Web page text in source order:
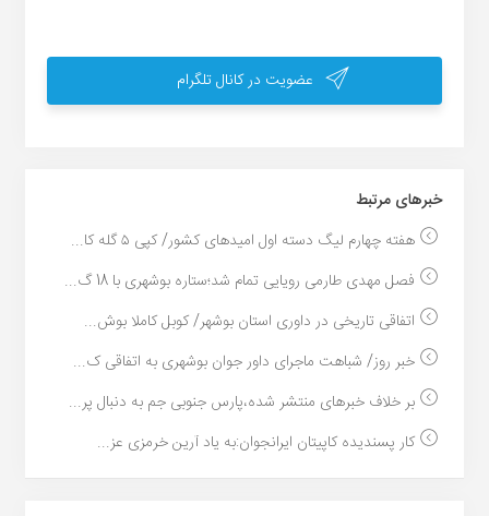
عضویت در کانال تلگرام
خبر‌های مرتبط
هفته چهارم لیگ دسته اول امیدهای کشور/ کپی ۵ گله کا...
فصل مهدی طارمی رویایی تمام شد؛ستاره بوشهری با 18 گ...
اتفاقی تاریخی در داوری استان بوشهر/ کوبل کاملا بوش...
خبر روز/ شباهت ماجرای داور جوان بوشهری به اتفاقی ک...
بر خلاف خبرهای منتشر شده،پارس جنوبی جم به دنبال پر...
کار پسندیده کاپیتان ایرانجوان:به یاد آرین خرمزی عز...